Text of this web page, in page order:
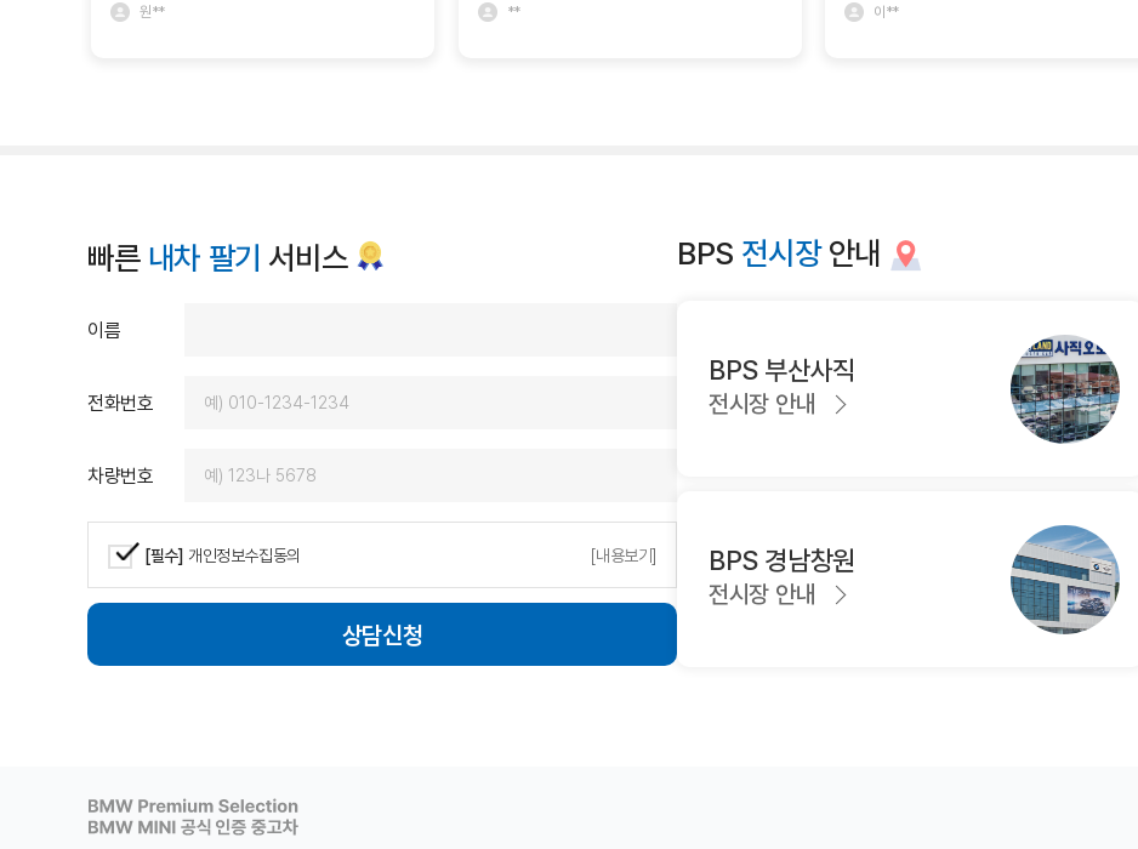
도 많이 하였지만 블로그에서 보고 문의드린 심
원**
열 대리님의 추천으로 BMW i5 M60 차량을 구
로 좋은 상태에서 받을 수 있었고, 구매 과정 내
내 편안하고 즐거운 마음으로 함께할 수 있었습
감사드리며, 밝아오는 새해에는 더욱 번창하는
동성모터스가 되시길 바랍니다. 감사합니다.
**
다~ 집 근처인 서울,경기,무리해서 충남권까지
국 계약하기로 맘을 먹었습니다!! 한명진 매니저
님의 말만 믿고 이른 아침에 부산 사직 bps지점
일부러 나와서 차량을 소개해줬는데 역시나 갓완
벽한 차량이었습니다~ 구입을 결정하고 꼼꼼히
설명해주셨습니다~~ 올라가는 길 충전도 여유있
게 해주시고~ 글이 길었는데 암튼 bmw 동성모
터스 사직 bps 한명진 매니저님 최고입니다
이**
빠른내차 팔기 서비스
이름
전화번호
차량번호
[필수] 개인정보수집동의 [내용보기]
상담신청
BPS 전시장안내
BPS 부산사직
전시장 안내
BPS 경남창원
전시장 안내